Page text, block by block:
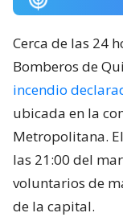
Cerca de las 24
Bomberos de
incendio
ubicada en la
Metropolitana.
las 21:00 del
voluntarios de
de la capital.